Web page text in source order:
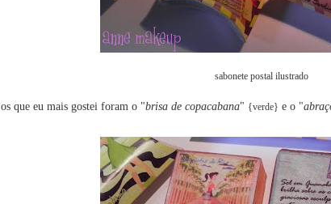
sabonete postal ilustrado
os que eu mais gostei foram o "brisa de copacabana" {verde} e o "